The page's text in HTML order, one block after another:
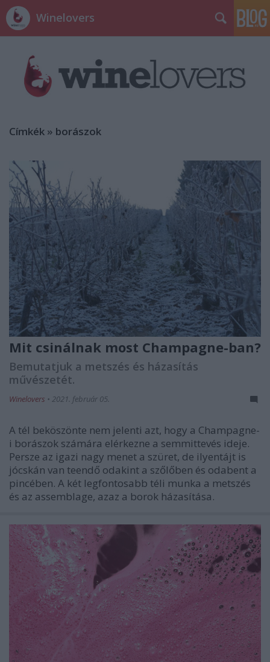
Winelovers
Címkék » borászok
Mit csinálnak most Champagne-ban?
Bemutatjuk a metszés és házasítás
művészetét.
Winelovers • 2021. február 05.
A tél beköszönte nem jelenti azt, hogy a Champagne-
i borászok számára elérkezne a semmittevés ideje.
Persze az igazi nagy menet a szüret, de ilyentájt is
jócskán van teendő odakint a szőlőben és odabent a
pincében. A két legfontosabb téli munka a metszés
és az assemblage, azaz a borok házasítása.